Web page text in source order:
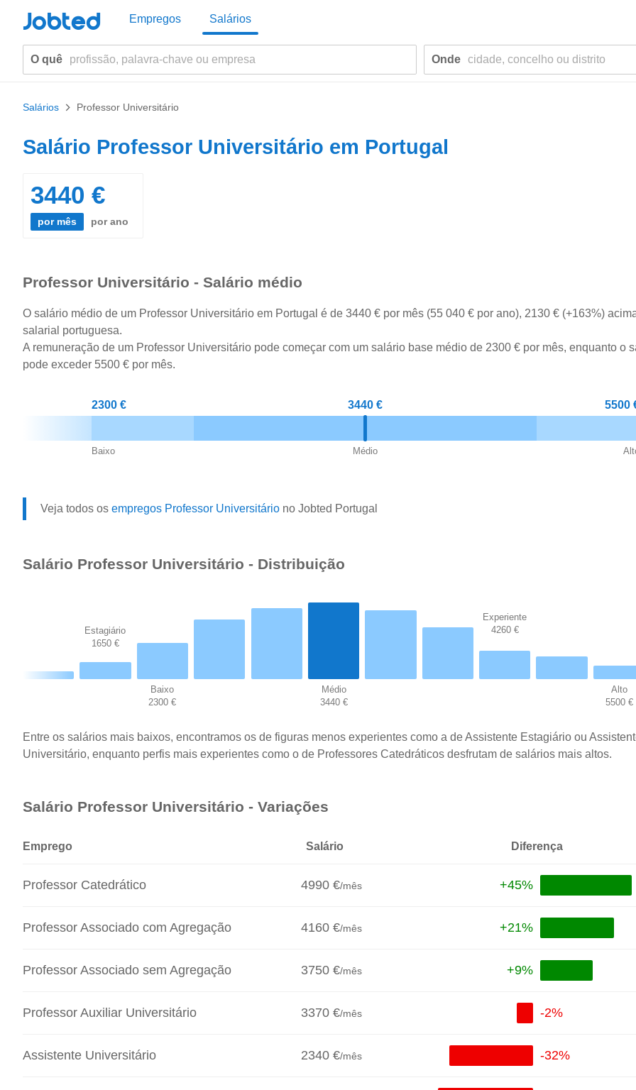
Jobted Empregos Salários
O quê Onde
Salários > Professor Universitário
Salário Professor Universitário em Portugal
3440 €
por mês por ano
Professor Universitário - Salário médio
O salário médio de um Professor Universitário em Portugal é de 3440 € por mês (55 040 € por ano), 2130 € (+163%)
salarial portuguesa.
A remuneração de um Professor Universitário pode começar com um salário base médio de 2300 € por mês, enquanto o
pode exceder 5500 € por mês.
2300 €
Baixo
3440 €
Médio
5500
Veja todos os empregos Professor Universitário no Jobted Portugal
Salário Professor Universitário - Distribuição
Estagiário
1650 €
Baixo
2300 €
Médio
3440 €
Experiente
4260 €
Alto
5500 €
Entre os salários mais baixos, encontramos os de figuras menos experientes como a de Assistente Estagiário ou
Universitário, enquanto perfis mais experientes como o de Professores Catedráticos desfrutam de salários mais altos.
Salário Professor Universitário - Variações
Emprego Salário Diferença
Professor Catedrático 4990 €/mês +45%
Professor Associado com Agregação 4160 €/mês +21%
Professor Associado sem Agregação 3750 €/mês +9%
Professor Auxiliar Universitário 3370 €/mês -2%
Assistente Universitário 2340 €/mês -32%